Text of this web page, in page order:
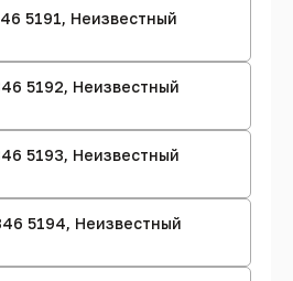
5191, Неизвестный
5192, Неизвестный
5193, Неизвестный
5194, Неизвестный